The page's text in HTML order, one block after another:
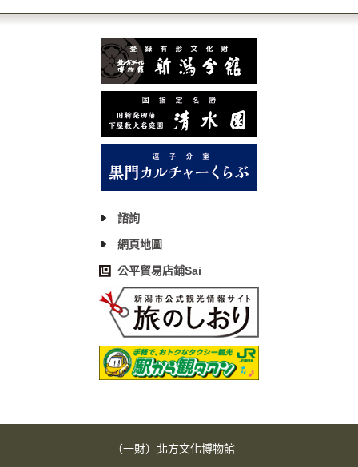
諮詢
網頁地圖
公平貿易店鋪Sai
（一財）北方文化博物館